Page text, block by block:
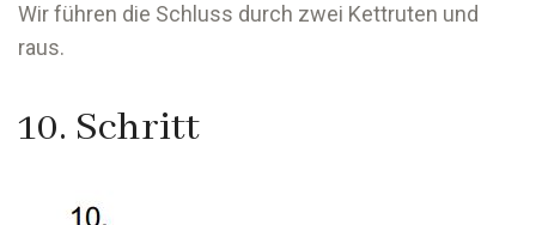
Wir führen die Schluss durch zwei Kettruten und
raus.
10. Schritt